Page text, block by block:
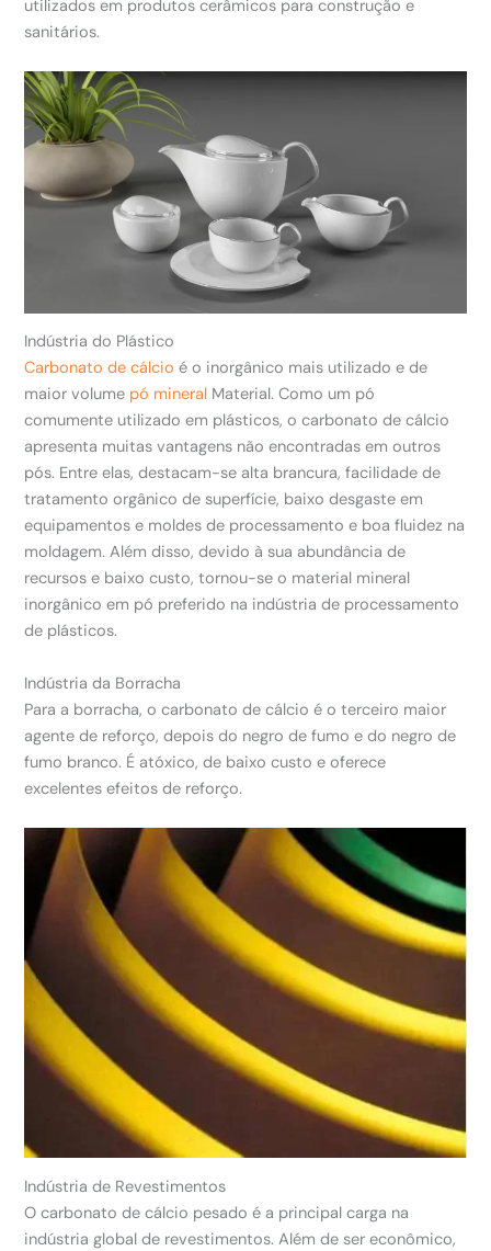
utilizados em produtos cerâmicos para construção e
sanitários.
Indústria do Plástico
Carbonato de cálcio é o inorgânico mais utilizado e de
maior volume pó mineral Material. Como um pó
comumente utilizado em plásticos, o carbonato de cálcio
apresenta muitas vantagens não encontradas em outros
pós. Entre elas, destacam-se alta brancura, facilidade de
tratamento orgânico de superfície, baixo desgaste em
equipamentos e moldes de processamento e boa fluidez na
moldagem. Além disso, devido à sua abundância de
recursos e baixo custo, tornou-se o material mineral
inorgânico em pó preferido na indústria de processamento
de plásticos.
Indústria da Borracha
Para a borracha, o carbonato de cálcio é o terceiro maior
agente de reforço, depois do negro de fumo e do negro de
fumo branco. É atóxico, de baixo custo e oferece
excelentes efeitos de reforço.
Indústria de Revestimentos
O carbonato de cálcio pesado é a principal carga na
indústria global de revestimentos. Além de ser econômico,